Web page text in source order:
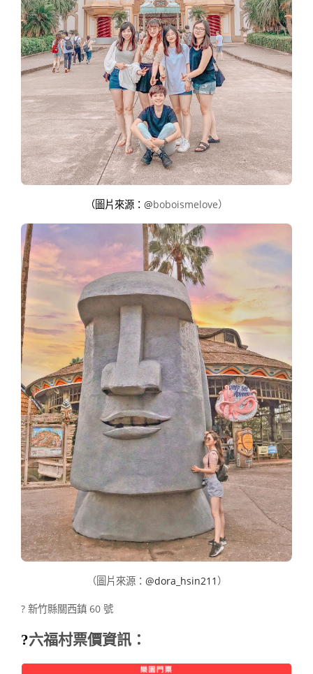
（圖片來源： @boboismelove）
（圖片來源： @dora_hsin211 ）
? 新竹縣關西鎮 60 號
?六福村票價資訊：